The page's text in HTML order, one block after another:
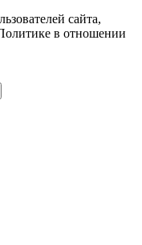
сайта,
в отношении